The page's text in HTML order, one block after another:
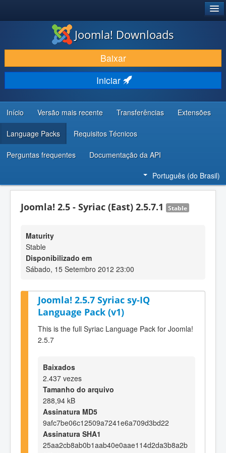
BAIXAR E APRIMORAR
DESCUBRA & APRENDA
COMUNIDADE & SUPORTE
RECURSOS PARA DESENVOLVEDORES
Joomla! Downloads
Baixar
Iniciar
Início Versão mais recente Transferências Extensões
Language Packs Requisitos Técnicos
Perguntas frequentes Documentação da API
Português (do Brasil)
Joomla! 2.5 - Syriac (East) 2.5.7.1 Stable
Maturity
Stable
Disponibilizado em
Sábado, 15 Setembro 2012 23:00
Joomla! 2.5.7 Syriac sy-IQ
Language Pack (v1)
This is the full Syriac Language Pack for Joomla!
2.5.7
Baixados
2.437 vezes
Tamanho do arquivo
288,94 kB
Assinatura MD5
9afc7be06c12509a7241e6a709d3bd22
Assinatura SHA1
25aa2cb8ab0b1aab40e0aae114d2da3b8a2b